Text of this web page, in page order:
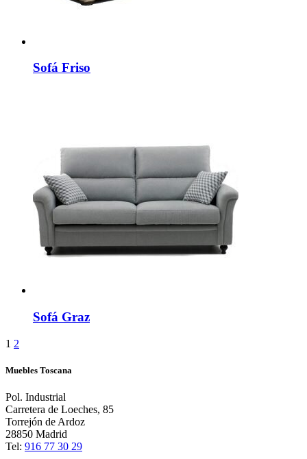
Sofá Friso
Sofá Graz
1 2
Muebles Toscana
Pol. Industrial
Carretera de Loeches, 85
Torrejón de Ardoz
28850 Madrid
Tel: 916 77 30 29